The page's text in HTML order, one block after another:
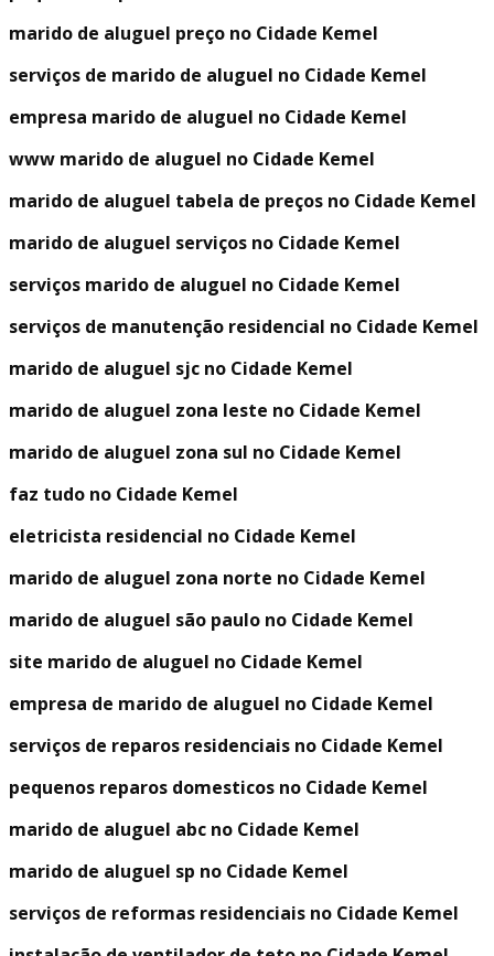
marido de aluguel preço no Cidade Kemel
serviços de marido de aluguel no Cidade Kemel
empresa marido de aluguel no Cidade Kemel
www marido de aluguel no Cidade Kemel
marido de aluguel tabela de preços no Cidade Kemel
marido de aluguel serviços no Cidade Kemel
serviços marido de aluguel no Cidade Kemel
serviços de manutenção residencial no Cidade Kemel
marido de aluguel sjc no Cidade Kemel
marido de aluguel zona leste no Cidade Kemel
marido de aluguel zona sul no Cidade Kemel
faz tudo no Cidade Kemel
eletricista residencial no Cidade Kemel
marido de aluguel zona norte no Cidade Kemel
marido de aluguel são paulo no Cidade Kemel
site marido de aluguel no Cidade Kemel
empresa de marido de aluguel no Cidade Kemel
serviços de reparos residenciais no Cidade Kemel
pequenos reparos domesticos no Cidade Kemel
marido de aluguel abc no Cidade Kemel
marido de aluguel sp no Cidade Kemel
serviços de reformas residenciais no Cidade Kemel